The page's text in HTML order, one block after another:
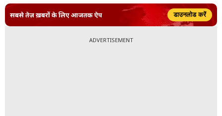
सबसे तेज़ ख़बरों के लिए आजतक ऐप डाउनलोड करें
ADVERTISEMENT